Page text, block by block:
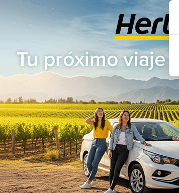
Sábado 8 de Agosto
de 2026
17.9ºc | Buenos Aires, AR
ACTUALIDAD